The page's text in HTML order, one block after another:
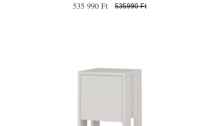
535 990 Ft 535990 Ft